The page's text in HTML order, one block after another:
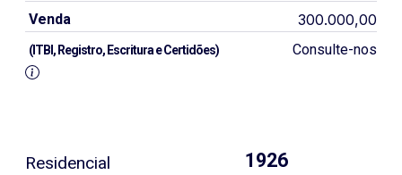
Venda 300.000,00
(ITBI, Registro, Escritura e Certidões) Consulte-nos
Residencial 1926